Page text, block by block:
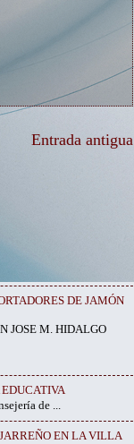
Entrada antigua
DE JAMÓN
JOSE M. HIDALGO
de ...
EN LA VILLA